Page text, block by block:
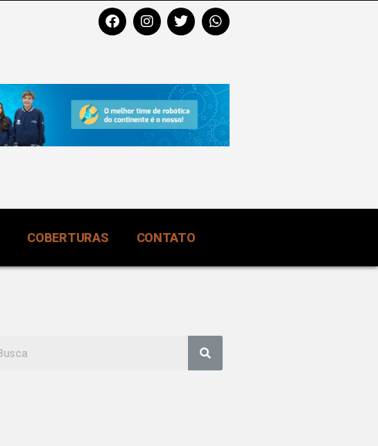
COBERTURAS CONTATO